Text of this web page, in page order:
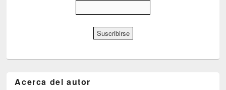
Acerca del autor